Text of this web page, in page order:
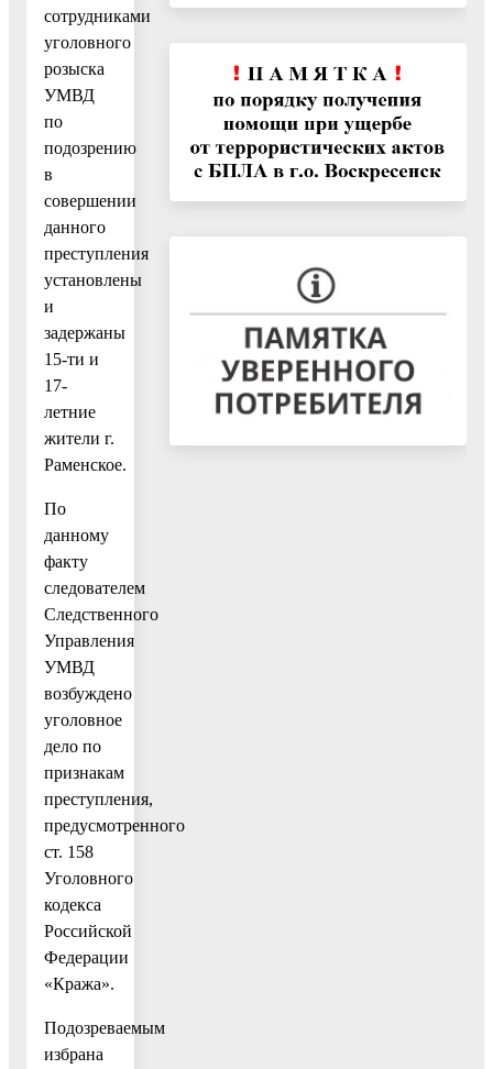
сотрудниками
уголовного
розыска
УМВД
по
подозрению
в
совершении
данного
преступления
установлены
и
задержаны
15-ти и
17-
летние
жители г.
Раменское.
По
данному
факту
следователем
Следственного
Управления
УМВД
возбуждено
уголовное
дело по
признакам
преступления,
предусмотренного
ст. 158
Уголовного
кодекса
Российской
Федерации
«Кража».
Подозреваемым
избрана